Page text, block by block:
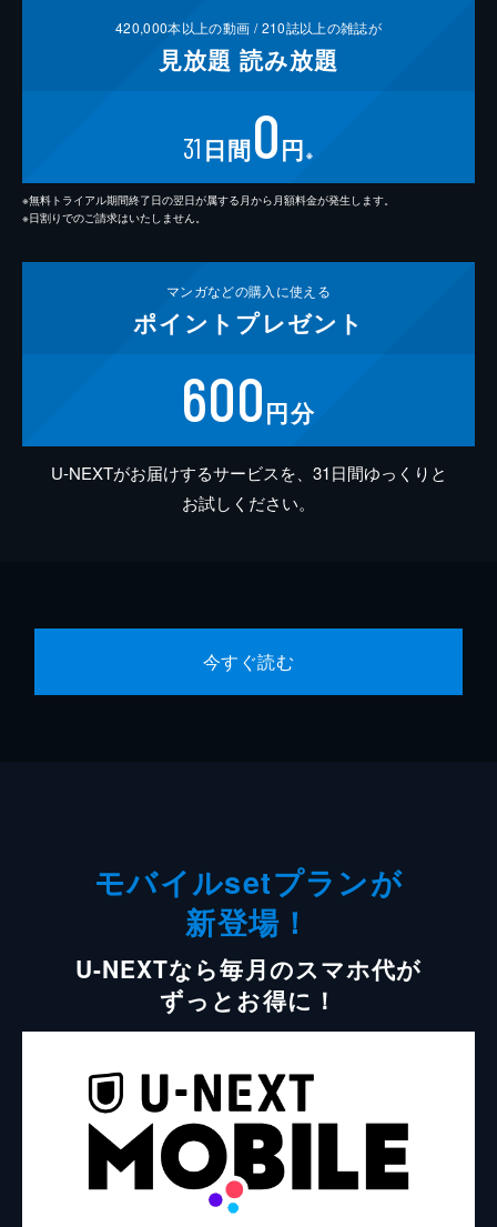
420,000本以上の動画 /210誌以上の雑誌が
見放題 読み放題
31 日間0円 ※
※無料トライアル期間終了日の翌日が属する月から月額料金が発生します。
※日割りでのご請求はいたしません。
マンガなどの購入に使える
ポイント プレゼント
600円分
U-NEXTがお届けするサービスを、31日間ゆっくりと
お試しください。
今すぐ読む
モバイルsetプランが
新登場！
U-NEXTなら毎月のスマホ代が
ずっとお得に！